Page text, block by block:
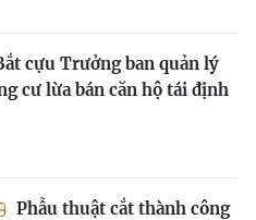
cựu Trưởng ban quản lý
cư lừa bán căn hộ tái định
Phẫu thuật cắt thành công